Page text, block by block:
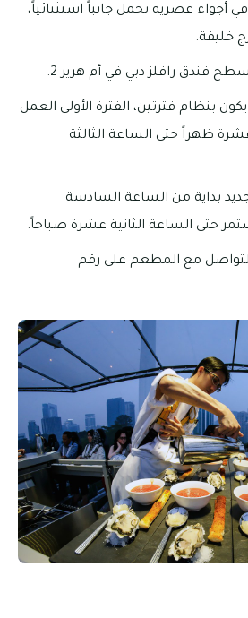
أجواء عصرية تحمل جانباً استثنائياً،
خليفة.
فندق رافلز دبي في أم هرير 2.
بنظام فترتين، الفترة الأولى العمل
ظهراً حتى الساعة الثالثة
بداية من الساعة السادسة
حتى الساعة الثانية عشرة صباحاً.
مع المطعم على رقم